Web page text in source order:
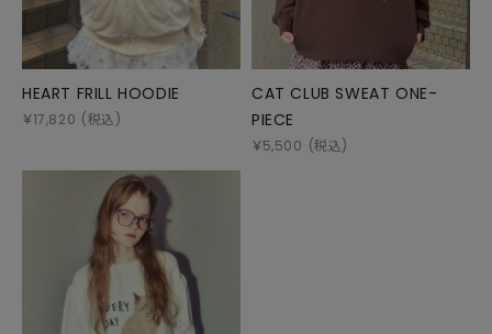
HEART FRILL HOODIE
￥17,820 (税込)
CAT CLUB SWEAT ONE-
PIECE
￥5,500 (税込)